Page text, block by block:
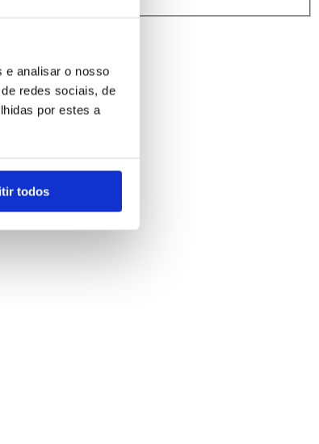
e analisar o nosso
redes sociais, de
por estes a
todos